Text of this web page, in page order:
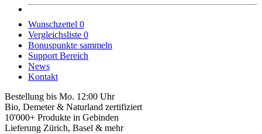
Wunschzettel 0
Vergleichsliste 0
Bonuspunkte sammeln
Support Bereich
News
Kontakt
Bestellung bis Mo. 12:00 Uhr
Bio, Demeter & Naturland zertifiziert
10'000+ Produkte in Gebinden
Lieferung Zürich, Basel & mehr